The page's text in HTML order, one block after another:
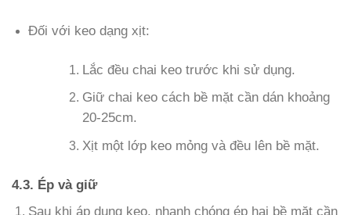
Đối với keo dạng xịt:
Lắc đều chai keo trước khi sử dụng.
Giữ chai keo cách bề mặt cần dán khoảng
20-25cm.
Xịt một lớp keo mỏng và đều lên bề mặt.
4.3. Ép và giữ
Sau khi áp dụng keo, nhanh chóng ép hai bề mặt cần